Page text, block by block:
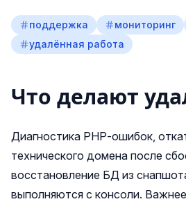
поддержка мониторинг
удалённая работа
Что делают
Диагностика PHP‑ошибок,
технического домена после
восстановление БД из
выполняются с консоли.